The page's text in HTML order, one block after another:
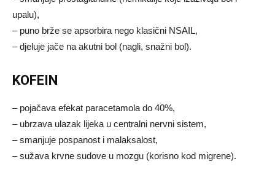
upalu),
– puno brže se apsorbira nego klasični NSAIL,
– djeluje jače na akutni bol (nagli, snažni bol).
KOFEIN
– pojačava efekat paracetamola do 40%,
– ubrzava ulazak lijeka u centralni nervni sistem,
– smanjuje pospanost i malaksalost,
– sužava krvne sudove u mozgu (korisno kod migrene).